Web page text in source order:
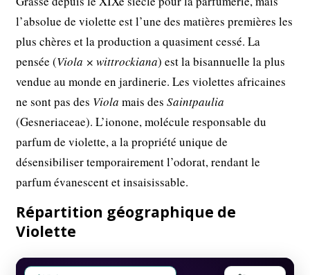
l’absolue de violette est l’une des matières premières les
plus chères et la production a quasiment cessé. La
pensée (Viola × wittrockiana) est la bisannuelle la plus
vendue au monde en jardinerie. Les violettes africaines
ne sont pas des Viola mais desSaintpaulia
(Gesneriaceae). L’ionone, molécule responsable du
parfum de violette, a la propriété unique de
désensibiliser temporairement l’odorat, rendant le
parfum évanescent et insaisissable.
Répartition géographique de
Violette